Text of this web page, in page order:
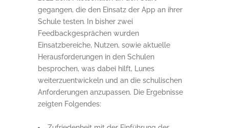
gegangen, die den Einsatz der App an ihrer
Schule testen. In bisher zwei
Feedbackgesprächen wurden
Einsatzbereiche, Nutzen, sowie aktuelle
Herausforderungen in den Schulen
besprochen, was dabei hilft, Lunes
weiterzuentwickeln und an die schulischen
Anforderungen anzupassen. Die Ergebnisse
zeigten Folgendes: